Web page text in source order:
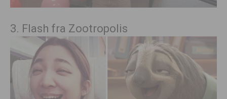
3. Flash fra Zootropolis